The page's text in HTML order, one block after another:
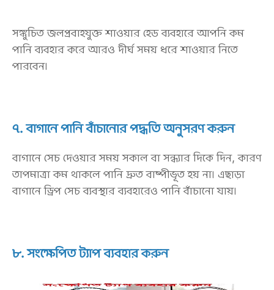
সঙ্কুচিত জলপ্রবাহযুক্ত শাওয়ার হেড ব্যবহারে আপনি কম
পানি ব্যবহার করে আরও দীর্ঘ সময় ধরে শাওয়ার নিতে
পারবেন।
৭. বাগানে পানি বাঁচানোর পদ্ধতি অনুসরণ করুন
বাগানে সেচ দেওয়ার সময় সকাল বা সন্ধ্যার দিকে দিন, কারণ
তাপমাত্রা কম থাকলে পানি দ্রুত বাষ্পীভূত হয় না। এছাড়া
বাগানে ড্রিপ সেচ ব্যবস্থার ব্যবহারেও পানি বাঁচানো যায়।
৮. সংক্ষেপিত ট্যাপ ব্যবহার করুন